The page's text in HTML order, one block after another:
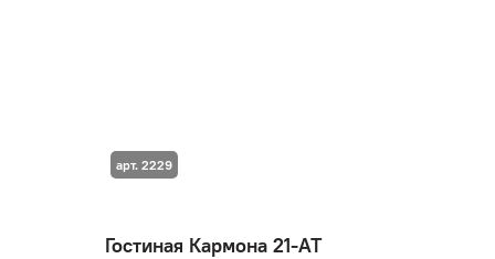
Гостиная Кармона 21-АТ
арт. 2229